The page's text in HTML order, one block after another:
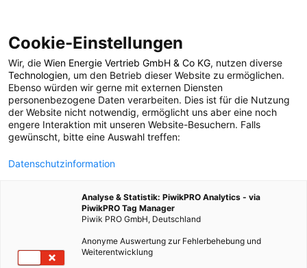
POSTS BY TAG
AirBattery
1 BEITRAG
Cookie-Einstellungen
Wir, die Wien Energie Vertrieb GmbH & Co KG, nutzen diverse
Technologien, um den Betrieb dieser Website zu ermöglichen.
Ebenso würden wir gerne mit externen Diensten
personenbezogene Daten verarbeiten. Dies ist für die Nutzung
der Website nicht notwendig, ermöglicht uns aber eine noch
engere Interaktion mit unseren Website-Besuchern. Falls
gewünscht, bitte eine Auswahl treffen:
Datenschutzinformation
Analyse & Statistik: PiwikPRO Analytics - via
PiwikPRO Tag Manager
Piwik PRO GmbH, Deutschland
Anonyme Auswertung zur Fehlerbehebung und
Weiterentwicklung